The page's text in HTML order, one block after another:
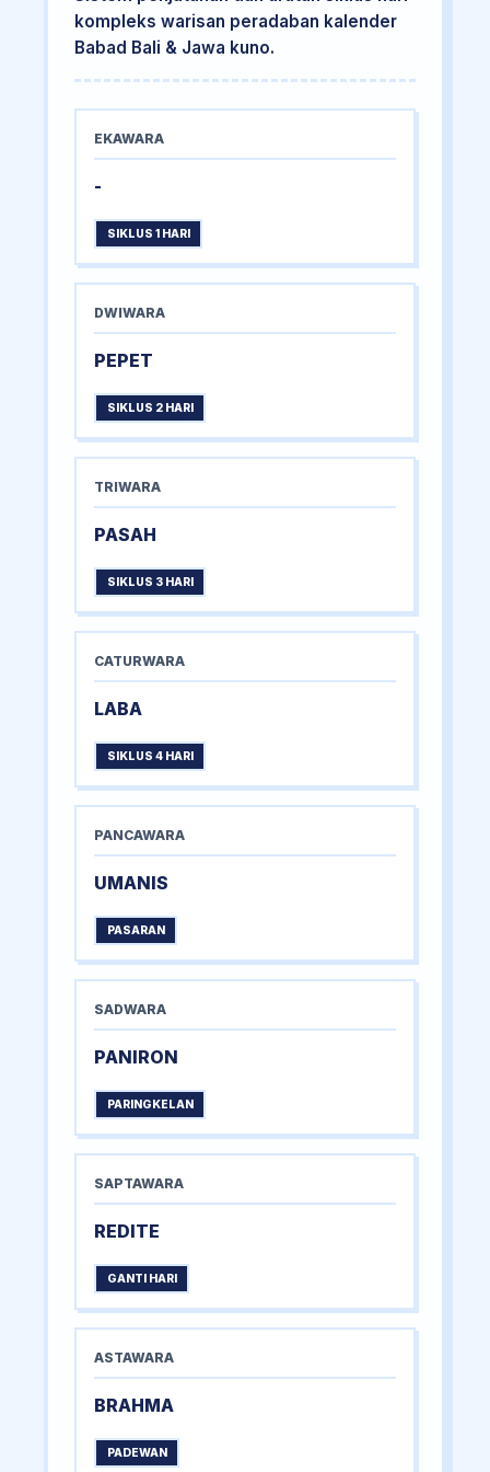
kompleks warisan peradaban kalender
Babad Bali & Jawa kuno.
EKAWARA
-
SIKLUS 1 HARI
DWIWARA
PEPET
SIKLUS 2 HARI
TRIWARA
PASAH
SIKLUS 3 HARI
CATURWARA
LABA
SIKLUS 4 HARI
PANCAWARA
UMANIS
PASARAN
SADWARA
PANIRON
PARINGKELAN
SAPTAWARA
REDITE
GANTI HARI
ASTAWARA
BRAHMA
PADEWAN